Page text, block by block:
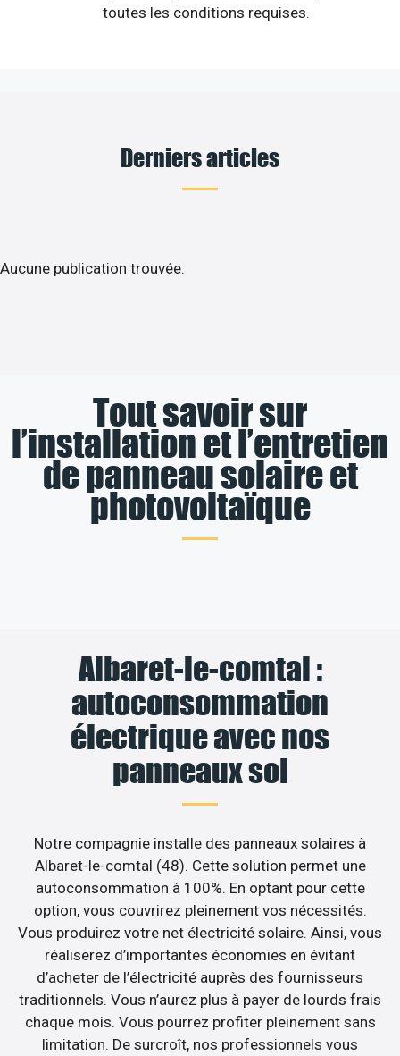
toutes les conditions requises.
Derniers articles
Aucune publication trouvée.
Tout savoir sur
l’installation et l’entretien
de panneau solaire et
photovoltaïque
Albaret-le-comtal :
autoconsommation
électrique avec nos
panneaux sol
Notre compagnie installe des panneaux solaires à
Albaret-le-comtal (48). Cette solution permet une
autoconsommation à 100%. En optant pour cette
option, vous couvrirez pleinement vos nécessités.
Vous produirez votre net électricité solaire. Ainsi, vous
réaliserez d’importantes économies en évitant
d’acheter de l’électricité auprès des fournisseurs
traditionnels. Vous n’aurez plus à payer de lourds frais
chaque mois. Vous pourrez profiter pleinement sans
limitation. De surcroît, nos professionnels vous